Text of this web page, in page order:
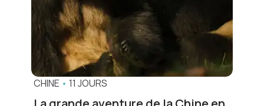
CHINE • 11 JOURS